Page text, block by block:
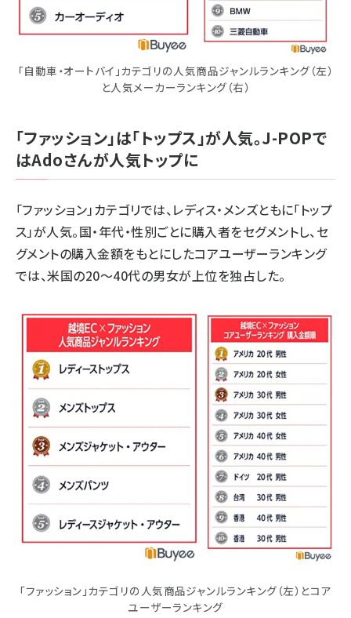
「自動車・オートバイ」カテゴリの人気商品ジャンルランキング（左）
と人気メーカーランキング（右）
「ファッション」は「トップス」が人気。J-POPで
はAdoさんが人気トップに
「ファッション」カテゴリでは、レディス・メンズともに「トップ
ス」が人気。国・年代・性別ごとに購入者をセグメントし、セ
グメントの購入金額をもとにしたコアユーザーランキング
では、米国の20～40代の男女が上位を独占した。
「ファッション」カテゴリの人気商品ジャンルランキング（左）とコア
ユーザーランキング